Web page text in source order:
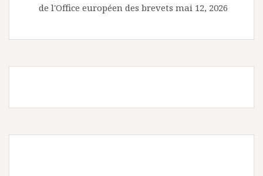
de l'Office européen des brevets mai 12, 2026